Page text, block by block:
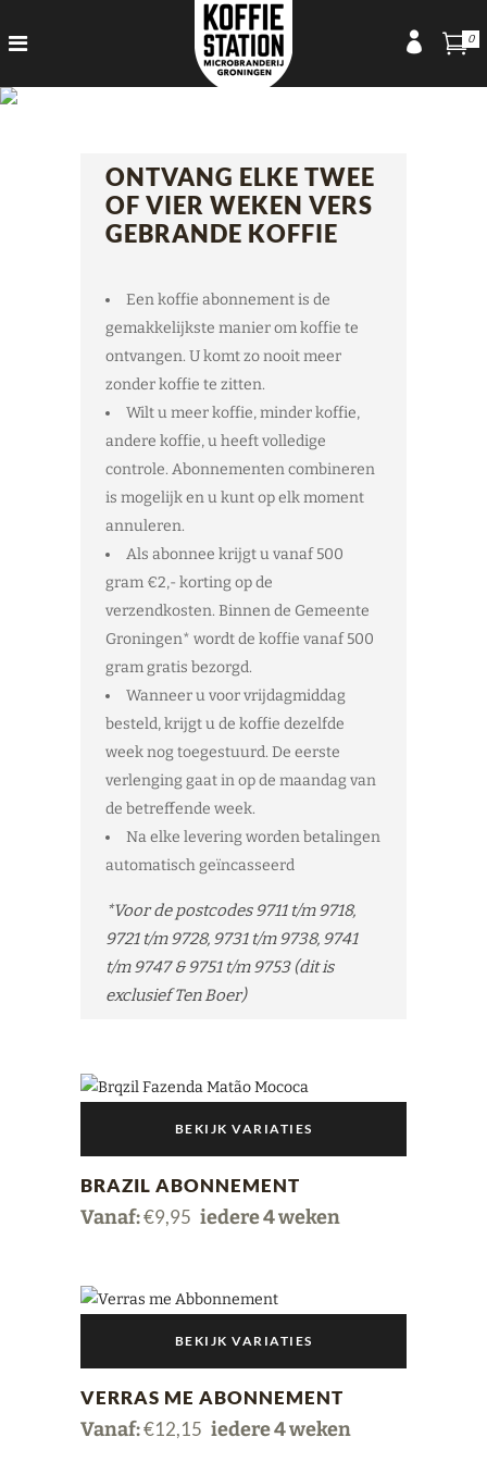
0
ONTVANG ELKE TWEE
OF VIER WEKEN VERS
GEBRANDE KOFFIE
Een koffie abonnement is de
gemakkelijkste manier om koffie te
ontvangen. U komt zo nooit meer
zonder koffie te zitten.
Wilt u meer koffie, minder koffie,
andere koffie, u heeft volledige
controle. Abonnementen combineren
is mogelijk en u kunt op elk moment
annuleren.
Als abonnee krijgt u vanaf 500
gram €2,- korting op de
verzendkosten. Binnen de Gemeente
Groningen* wordt de koffie vanaf 500
gram gratis bezorgd.
Wanneer u voor vrijdagmiddag
besteld, krijgt u de koffie dezelfde
week nog toegestuurd. De eerste
verlenging gaat in op de maandag van
de betreffende week.
Na elke levering worden betalingen
automatisch geïncasseerd
*Voor de postcodes 9711 t/m 9718,
9721 t/m 9728, 9731 t/m 9738, 9741
t/m 9747 & 9751 t/m 9753 (dit is
exclusief Ten Boer)
BEKIJK VARIATIES
product
heeft
variaties.
Deze
kan
gekozen
worden
BRAZIL ABONNEMENT
Vanaf:€9,95 iedere 4 weken
BEKIJK VARIATIES
product
heeft
VERRAS ME ABONNEMENT
Vanaf:€12,15 iedere 4 weken